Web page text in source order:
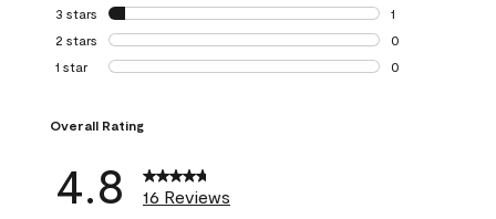
2 reviews with 4
3 stars stars
1
1 review with 3
2 stars stars
0
0 reviews with 2
1 star stars
0
Overall Rating
4.8 16 Reviews